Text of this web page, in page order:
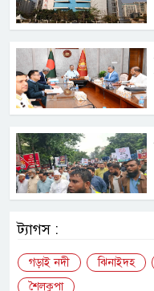
ট্যাগস :
গড়াই নদী ঝিনাইদহ
শৈলকুপা